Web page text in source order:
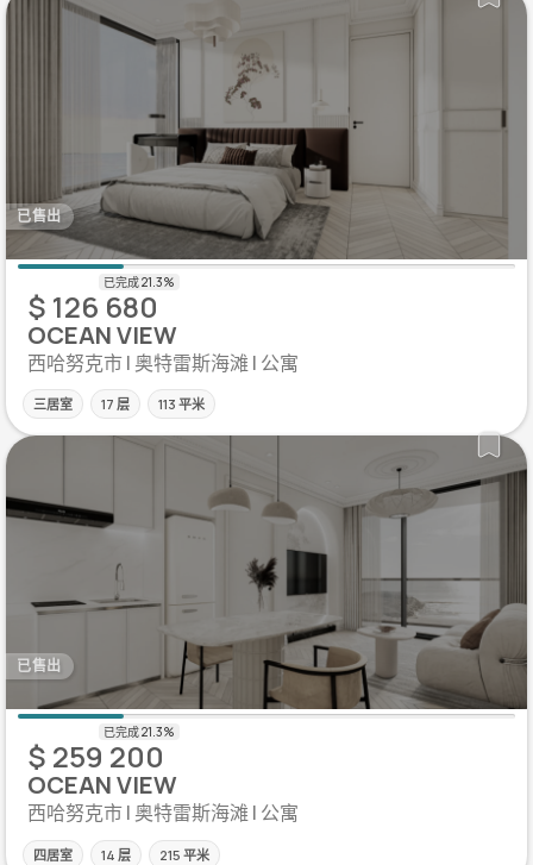
已售出
$ 126 680
OCEAN VIEW
西哈努克市 | 奥特雷斯海滩 | 公寓
三居室 17 层 113 平米
已售出
$ 259 200
OCEAN VIEW
西哈努克市 | 奥特雷斯海滩 | 公寓
四居室 14 层 215 平米